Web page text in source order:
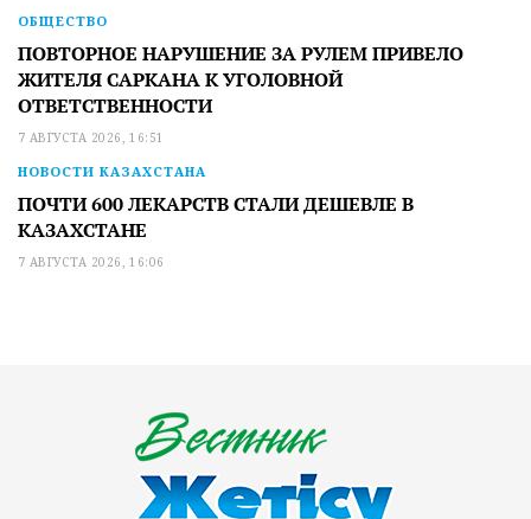
ОБЩЕСТВО
ПОВТОРНОЕ НАРУШЕНИЕ ЗА РУЛЕМ ПРИВЕЛО
ЖИТЕЛЯ САРКАНА К УГОЛОВНОЙ
ОТВЕТСТВЕННОСТИ
7 АВГУСТА 2026, 16:51
НОВОСТИ КАЗАХСТАНА
ПОЧТИ 600 ЛЕКАРСТВ СТАЛИ ДЕШЕВЛЕ В
КАЗАХСТАНЕ
7 АВГУСТА 2026, 16:06